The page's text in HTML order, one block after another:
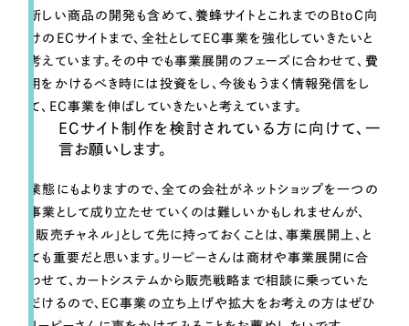
新しい商品の開発も含めて、養蜂サイトとこれまでのBtoC向
けのECサイトまで、全社としてEC事業を強化していきたいと
考えています。その中でも事業展開のフェーズに合わせて、費
用をかけるべき時には投資をし、今後もうまく情報発信をし
て、EC事業を伸ばしていきたいと考えています。
ECサイト制作を検討されている方に向けて、一
言お願いします。
業態にもよりますので、全ての会社がネットショップを一つの
事業として成り立たせていくのは難しいかもしれませんが、
「販売チャネル」として先に持っておくことは、事業展開上、と
ても重要だと思います。リーピーさんは商材や事業展開に合
わせて、カートシステムから販売戦略まで相談に乗っていた
だけるので、EC事業の立ち上げや拡大をお考えの方はぜひ